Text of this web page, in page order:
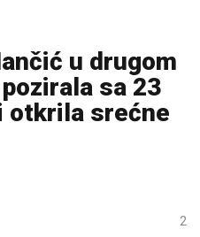
u drugom
sa 23
otkrila srećne
2